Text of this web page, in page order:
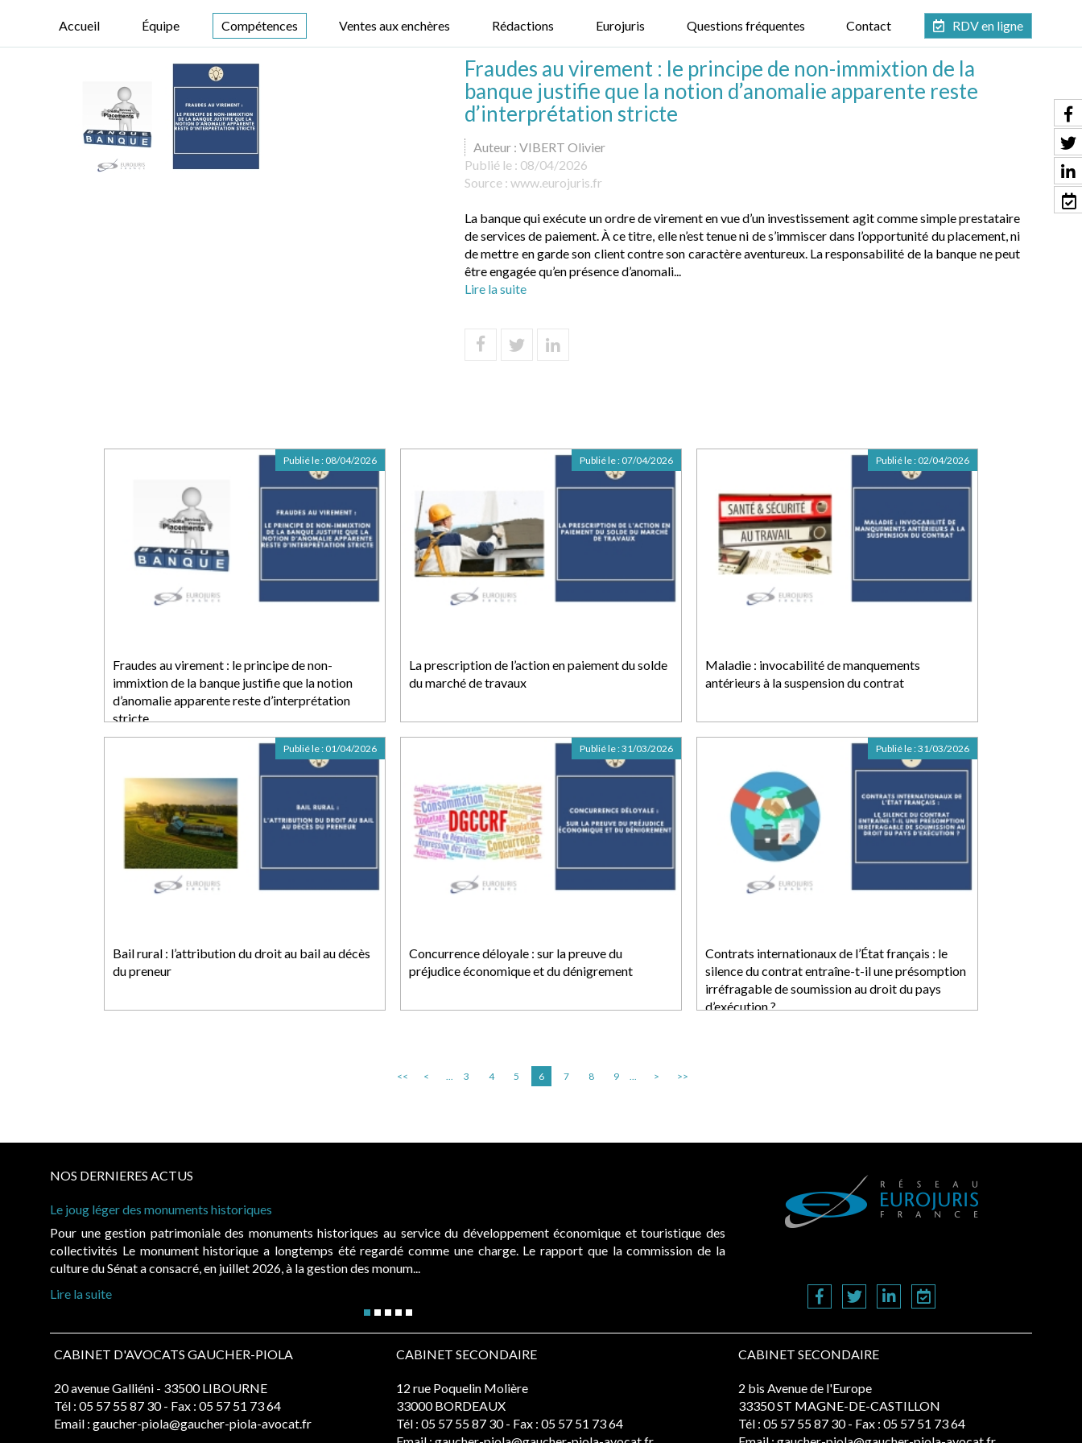
Accueil Équipe Compétences Ventes aux enchères Rédactions Eurojuris Questions fréquentes Contact RDV en ligne
Fraudes au virement : le principe de non-immixtion de la
banque justifie que la notion d’anomalie apparente reste
d’interprétation stricte
Auteur : VIBERT Olivier
Publié le : 08/04/2026
Source : www.eurojuris.fr
La banque qui exécute un ordre de virement en vue d’un investissement agit comme simple prestataire
de services de paiement. À ce titre, elle n’est tenue ni de s’immiscer dans l’opportunité du placement, ni
de mettre en garde son client contre son caractère aventureux. La responsabilité de la banque ne peut
être engagée qu’en présence d’anomali...
Lire la suite
Fraudes au virement : le principe de non-
immixtion de la banque justifie que la notion
d’anomalie apparente reste d’interprétation
stricte
Publié le : 08/04/2026
La prescription de l’action en paiement du solde
du marché de travaux
Publié le : 07/04/2026
Maladie : invocabilité de manquements
antérieurs à la suspension du contrat
Publié le : 02/04/2026
Bail rural : l’attribution du droit au bail au décès
du preneur
Publié le : 01/04/2026
Concurrence déloyale : sur la preuve du
préjudice économique et du dénigrement
Publié le :31/03/2026
Contrats internationaux de l’État français : le
silence du contrat entraîne-t-il une présomption
irréfragable de soumission au droit du pays
d’exécution ?
Publié le :31/03/2026
<< < ... 3 4 5 6 7 8 9 ... > >>
NOS DERNIERES ACTUS
Le joug léger des monuments historiques
Pour une gestion patrimoniale des monuments historiques au service du développement économique et touristique des
collectivités Le monument historique a longtemps été regardé comme une charge. Le rapport que la commission de la
culture du Sénat a consacré, en juillet 2026, à la gestion des monum...
Lire la suite
CABINET D'AVOCATS GAUCHER-PIOLA
20 avenue Galliéni - 33500 LIBOURNE
Tél : 05 57 55 87 30 - Fax : 05 57 51 73 64
Email : gaucher-piola@gaucher-piola-avocat.fr
CABINET SECONDAIRE
12 rue Poquelin Molière
33000 BORDEAUX
Tél : 05 57 55 87 30 - Fax : 05 57 51 73 64
CABINET SECONDAIRE
2 bis Avenue de l'Europe
33350 ST MAGNE-DE-CASTILLON
Tél : 05 57 55 87 30 - Fax : 05 57 51 73 64